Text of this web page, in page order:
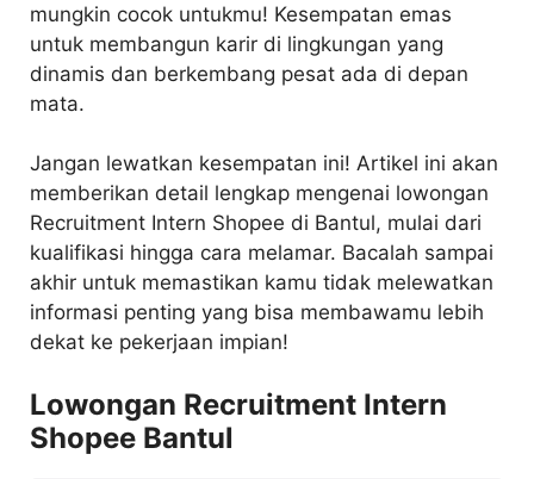
mungkin cocok untukmu! Kesempatan emas
untuk membangun karir di lingkungan yang
dinamis dan berkembang pesat ada di depan
mata.
Jangan lewatkan kesempatan ini! Artikel ini akan
memberikan detail lengkap mengenai lowongan
Recruitment Intern Shopee di Bantul, mulai dari
kualifikasi hingga cara melamar. Bacalah sampai
akhir untuk memastikan kamu tidak melewatkan
informasi penting yang bisa membawamu lebih
dekat ke pekerjaan impian!
Lowongan Recruitment Intern
Shopee Bantul